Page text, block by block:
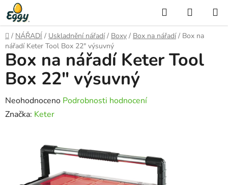
Přejít
na
obsah
Hledat
KOŠÍK
Domů
/ NÁŘADÍ / Uskladnění nářadí / Boxy / Box na nářadí / Box na
nářadí Keter Tool Box 22" výsuvný
Box na nářadí Keter Tool
Box 22" výsuvný
Průměrné
hodnocení
Neohodnoceno Podrobnosti hodnocení
Značka: Keter